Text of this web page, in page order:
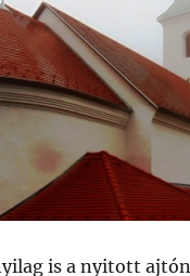
is a nyitott